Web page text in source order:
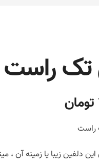
تک راست
دلفین زیبا یا زمینه آن